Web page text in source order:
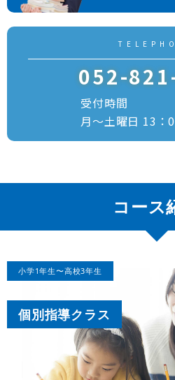
052-
受付時間
月～土曜日 13：
コース
個別指導クラス
小学1年生〜高校3年生